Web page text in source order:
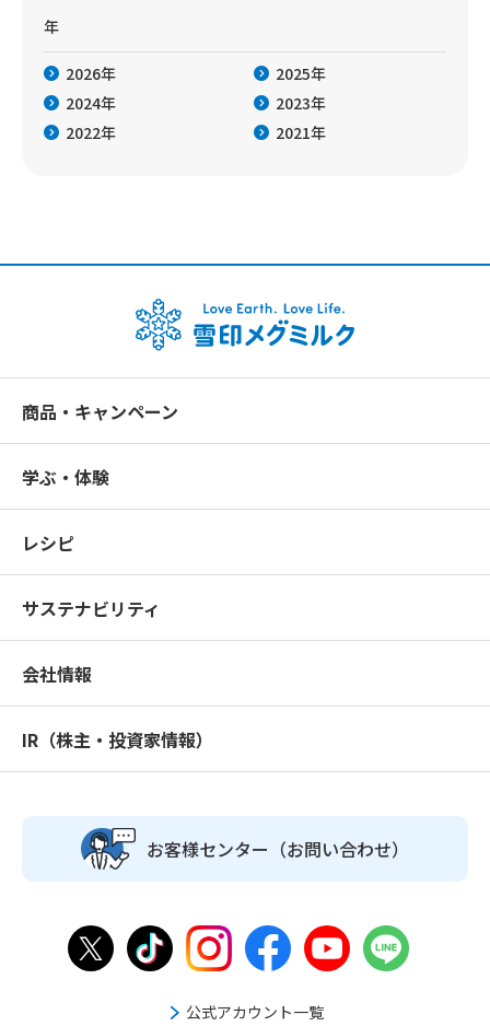
年
2026年
2025年
2024年
2023年
2022年
2021年
商品・キャンペーン
学ぶ・体験
レシピ
サステナビリティ
会社情報
IR（株主・投資家情報）
お客様センター （お問い合わせ）
公式アカウント一覧